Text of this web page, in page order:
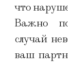
что
Важно
случай
ваш